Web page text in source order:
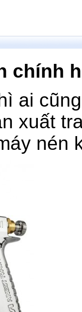
chính
ai
xuất